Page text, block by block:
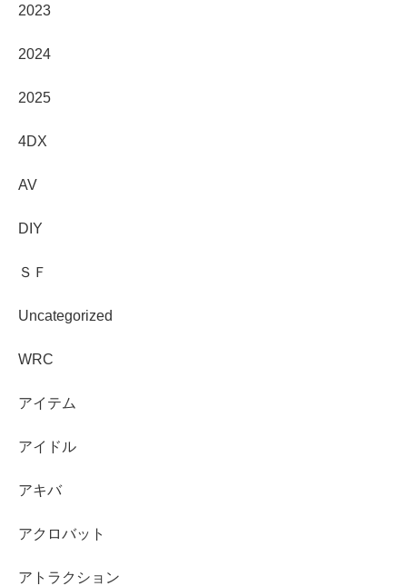
2023
2024
2025
4DX
AV
DIY
ＳＦ
Uncategorized
WRC
アイテム
アイドル
アキバ
アクロバット
アトラクション